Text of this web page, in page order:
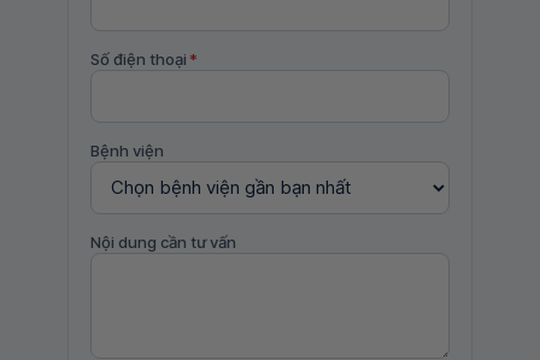
Số điện thoại *
Bệnh viện
Nội dung cần tư vấn